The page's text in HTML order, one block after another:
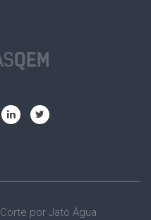
Corte por Jato Água